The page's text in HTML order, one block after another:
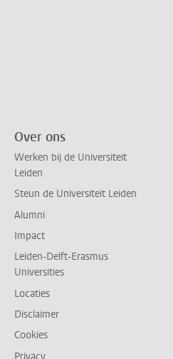
Over ons
Werken bij de Universiteit
Leiden
Steun de Universiteit Leiden
Alumni
Impact
Leiden-Delft-Erasmus
Universities
Locaties
Disclaimer
Cookies
Privacy